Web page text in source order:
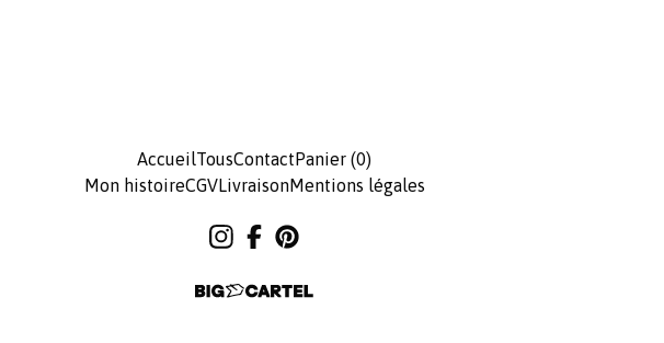
AccueilTousContact Panier (0)
Mon histoireCGVLivraisonMentions légales